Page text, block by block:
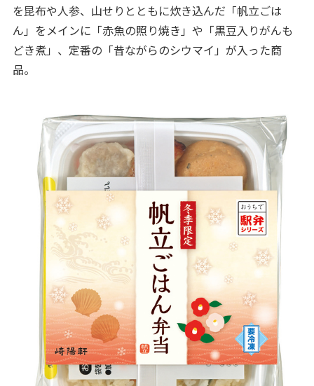
を昆布や人参、山せりとともに炊き込んだ「帆立ごは
ん」をメインに「赤魚の照り焼き」や「黒豆入りがんも
どき煮」、定番の「昔ながらのシウマイ」が入った商
品。